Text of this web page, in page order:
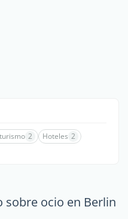
2 Hoteles 2
sobre ocio en Berlin